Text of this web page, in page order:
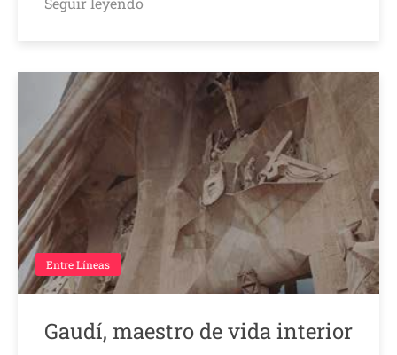
Entre Líneas
Gaudí, maestro de vida interior